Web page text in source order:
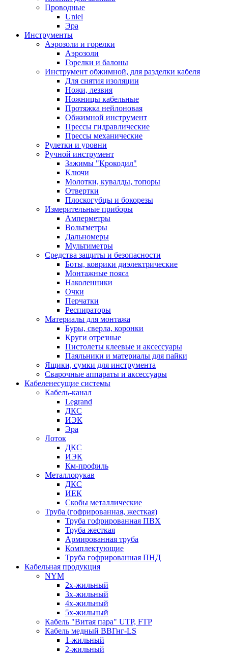
Проводные
Uniel
Эра
Инструменты
Аэрозоли и горелки
Аэрозоли
Горелки и балоны
Инструмент обжимной, для разделки кабеля
Для снятия изоляции
Ножи, лезвия
Ножницы кабельные
Протяжка нейлоновая
Обжимной инструмент
Прессы гидравлические
Прессы механические
Рулетки и уровни
Ручной инструмент
Зажимы "Крокодил"
Ключи
Молотки, кувалды, топоры
Отвертки
Плоскогубцы и бокорезы
Измерительные приборы
Амперметры
Вольтметры
Дальномеры
Мультиметры
Средства защиты и безопасности
Боты, коврики диэлектрические
Монтажные пояса
Наколенники
Очки
Перчатки
Респираторы
Материалы для монтажа
Буры, сверла, коронки
Круги отрезные
Пистолеты клеевые и аксессуары
Паяльники и материалы для пайки
Ящики, сумки для инструмента
Сварочные аппараты и аксессуары
Кабеленесущие системы
Кабель-канал
Legrand
ДКС
ИЭК
Эра
Лоток
ДКС
ИЭК
Км-профиль
Металлорукав
ДКС
ИЕК
Скобы металлические
Труба (гофрированная, жесткая)
Труба гофрированная ПВХ
Труба жесткая
Армированная труба
Комплектующие
Труба гофрированная ПНД
Кабельная продукция
NYM
2х-жильный
3х-жильный
4х-жильный
5х-жильный
Кабель "Витая пара" UTP, FTP
Кабель медный ВВГнг-LS
1-жильный
2-жильный